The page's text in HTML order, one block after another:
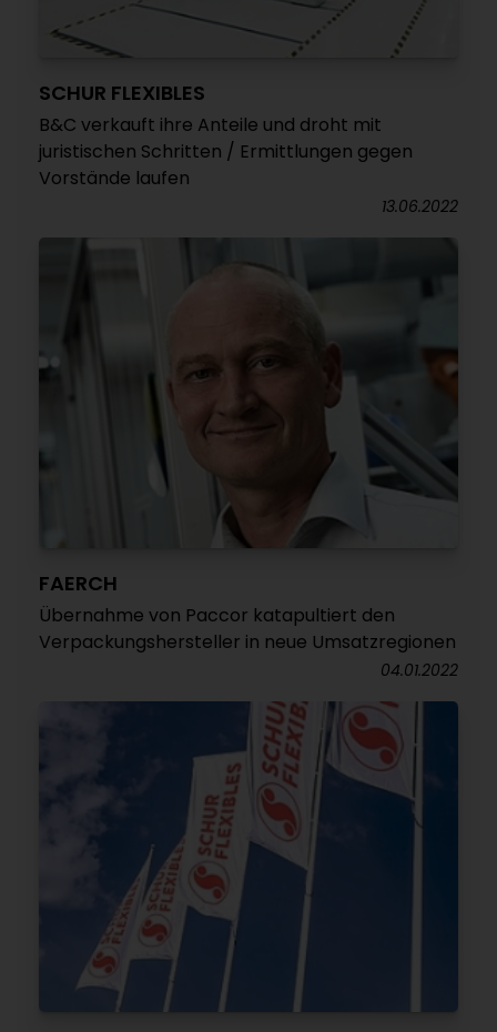
SCHUR FLEXIBLES
B&C verkauft ihre Anteile und droht mit
juristischen Schritten / Ermittlungen gegen
Vorstände laufen
13.06.2022
FAERCH
Übernahme von Paccor katapultiert den
Verpackungshersteller in neue Umsatzregionen
04.01.2022